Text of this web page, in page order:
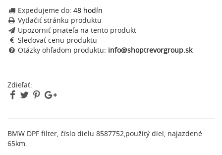
Expedujeme do:48 hodín
Vytlačiť stránku produktu
Upozorniť priateľa na tento produkt
Sledovať cenu produktu
Otázky ohľadom produktu: info@shoptrevorgroup.sk
Zdieľať:
BMW DPF filter, číslo dielu 8587752,použitý diel, najazdené
65km.